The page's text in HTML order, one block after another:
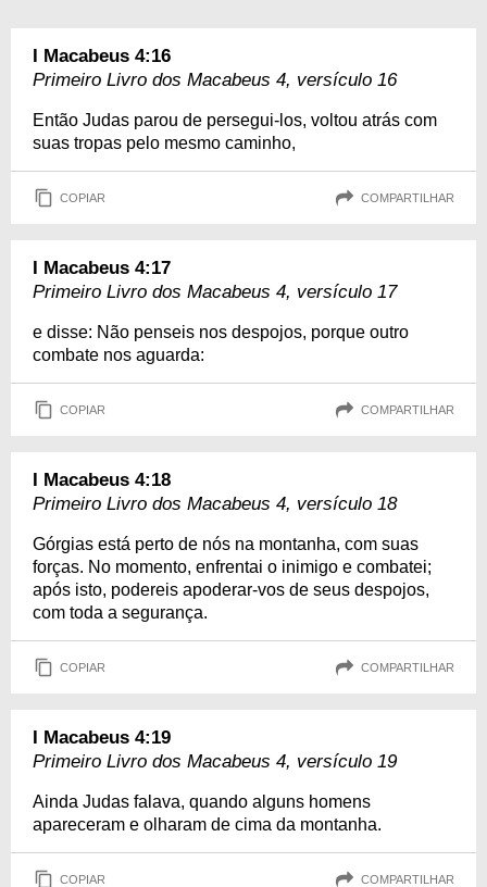
I Macabeus 4:16
Primeiro Livro dos Macabeus 4, versículo 16
Então Judas parou de persegui-los, voltou atrás com
suas tropas pelo mesmo caminho,
COPIAR COMPARTILHAR
I Macabeus 4:17
Primeiro Livro dos Macabeus 4, versículo 17
e disse: Não penseis nos despojos, porque outro
combate nos aguarda:
COPIAR COMPARTILHAR
I Macabeus 4:18
Primeiro Livro dos Macabeus 4, versículo 18
Górgias está perto de nós na montanha, com suas
forças. No momento, enfrentai o inimigo e combatei;
após isto, podereis apoderar-vos de seus despojos,
com toda a segurança.
COPIAR COMPARTILHAR
I Macabeus 4:19
Primeiro Livro dos Macabeus 4, versículo 19
Ainda Judas falava, quando alguns homens
apareceram e olharam de cima da montanha.
COPIAR COMPARTILHAR